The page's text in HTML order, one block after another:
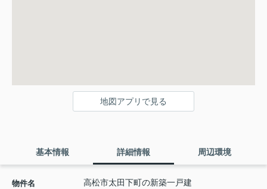
地図アプリで見る
基本情報 詳細情報 周辺環境
物件名 高松市太田下町の新築一戸建